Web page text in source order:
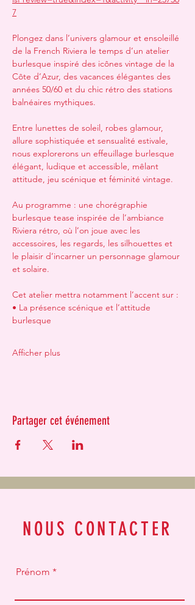
7
Plongez dans l’univers glamour et ensoleillé
de la French Riviera le temps d’un atelier
burlesque inspiré des icônes vintage de la
Côte d’Azur, des vacances élégantes des
années 50/60 et du chic rétro des stations
balnéaires mythiques.
Entre lunettes de soleil, robes glamour,
allure sophistiquée et sensualité estivale,
nous explorerons un effeuillage burlesque
élégant, ludique et accessible, mêlant
attitude, jeu scénique et féminité vintage.
Au programme : une chorégraphie
burlesque tease inspirée de l’ambiance
Riviera rétro, où l’on joue avec les
accessoires, les regards, les silhouettes et
le plaisir d’incarner un personnage glamour
et solaire.
Cet atelier mettra notamment l’accent sur :
• La présence scénique et l’attitude
burlesque
Afficher plus
Partager cet événement
NOUS CONTACTER
Prénom